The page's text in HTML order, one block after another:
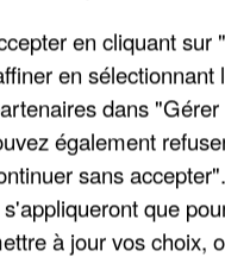
300 000 CLIENTS
UNE...
en cliquant sur
en sélectionnant
dans
également
sans
que
à jour vos choix,